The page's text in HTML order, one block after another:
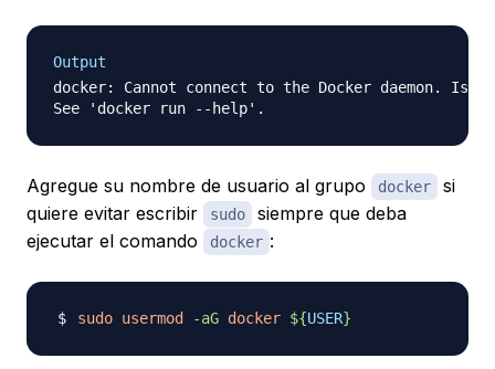
Output
docker: Cannot connect to the Docker daemon. Is
Agregue su nombre de usuario al grupo docker
si
quiere evitar escribir
sudo
siempre que deba
ejecutar el comando
docker :
sudo usermod -aG docker ${USER}